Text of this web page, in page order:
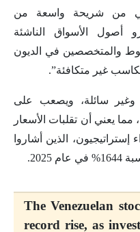
من شريحة واسعة من
أصول الأسواق الناشئة
والمتخصصين في الديون
غير متكافئة”.
وغير سائلة، ويصعب على
مما يعني أن تقلبات الأسعار
الذين أشاروا
The Venezuelan
record rise, as